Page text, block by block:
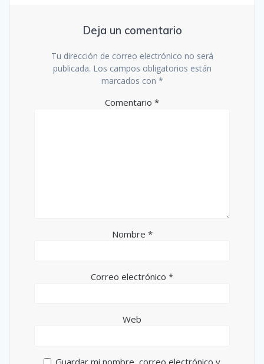
Deja un comentario
Tu dirección de correo electrónico no será
publicada. Los campos obligatorios están
marcados con *
Comentario *
Nombre *
Correo electrónico *
Web
Guardar mi nombre, correo electrónico y